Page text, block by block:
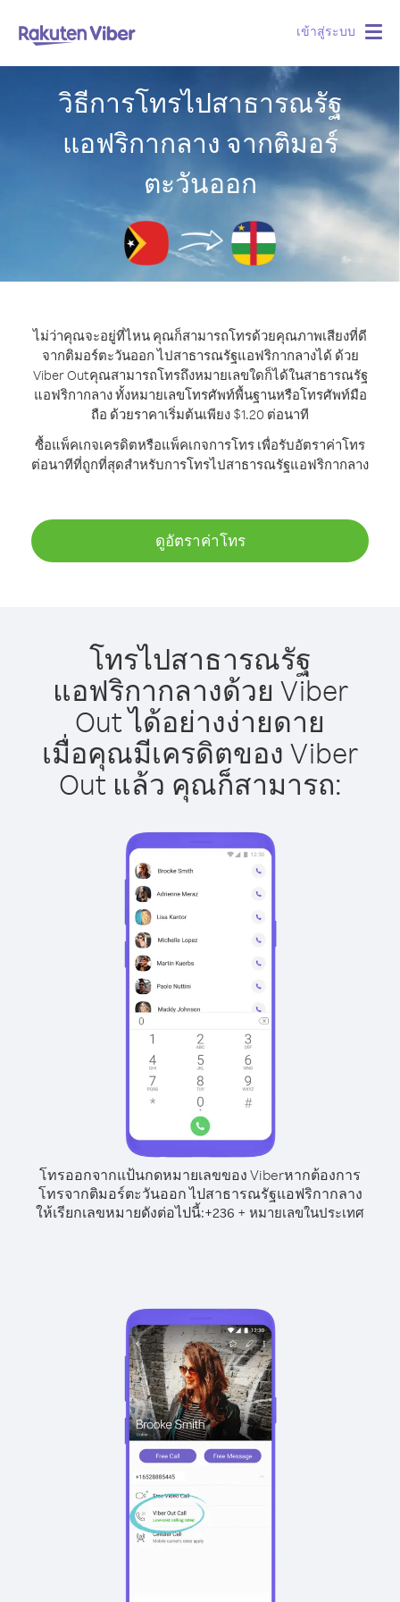
เข้าสู่ระบบ
วิธีการโทรไปสาธารณรัฐ
แอฟริกากลาง จากติมอร์
ตะวันออก
ไม่ว่าคุณจะอยู่ที่ไหน คุณก็สามารถโทรด้วยคุณภาพเสียงที่ดี
จากติมอร์ตะวันออก ไปสาธารณรัฐแอฟริกากลางได้ ด้วย
Viber Outคุณสามารถโทรถึงหมายเลขใดก็ได้ในสาธารณรัฐ
แอฟริกากลาง ทั้งหมายเลขโทรศัพท์พื้นฐานหรือโทรศัพท์มือ
ถือ ด้วยราคาเริ่มต้นเพียง $1.20 ต่อนาที
ซื้อแพ็คเกจเครดิตหรือแพ็คเกจการโทร เพื่อรับอัตราค่าโทร
ต่อนาทีที่ถูกที่สุดสำหรับการโทรไปสาธารณรัฐแอฟริกากลาง
ดูอัตราค่าโทร
โทรไปสาธารณรัฐ
แอฟริกากลางด้วย Viber
Out ได้อย่างง่ายดาย
เมื่อคุณมีเครดิตของ Viber
Out แล้ว คุณก็สามารถ:
โทรออกจากแป้นกดหมายเลขของ Viberหากต้องการ
โทรจากติมอร์ตะวันออก ไปสาธารณรัฐแอฟริกากลาง
ให้เรียกเลขหมายดังต่อไปนี้:+236 + หมายเลขในประเทศ